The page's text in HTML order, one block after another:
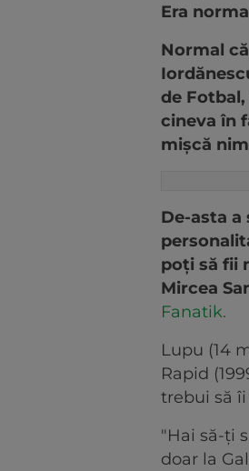
Era
Normal
de
cineva în
mișcă
De-asta
poți să fii
Mircea
Fanatik.
Lupu (14
Rapid
trebui să
"Hai să-ți
doar la